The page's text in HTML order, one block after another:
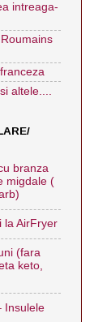
intreaga-
altele....
branza
migdale (
la AirFryer
(fara
keto,
Insulele